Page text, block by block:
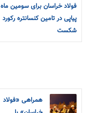
فولاد خراسان برای سومین ماه
پیاپی در تامین کنسانتره رکورد
شکست
همراهی «فولاد